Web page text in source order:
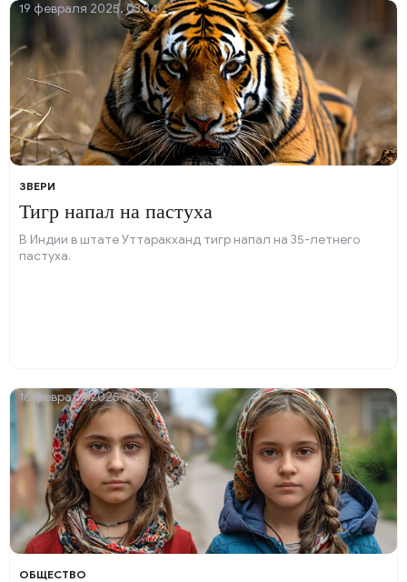
ЗВЕРИ
Тигр напал на пастуха
В Индии в штате Уттаракханд тигр напал на 35-летнего
пастуха.
19 февраля 2025, 03:34
ОБЩЕСТВО
16 февраля 2025, 02:52